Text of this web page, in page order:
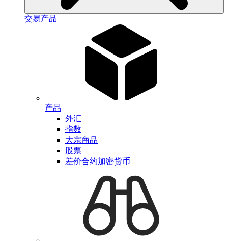
交易产品
产品
外汇
指数
大宗商品
股票
差价合约加密货币